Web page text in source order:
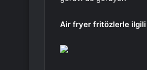
Air fryer fritözlerle ilgili